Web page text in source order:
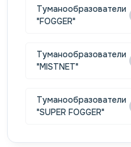
Туманообразователи
"FOGGER"
Туманообразователи
"MISTNET"
Туманообразователи
"SUPER FOGGER"